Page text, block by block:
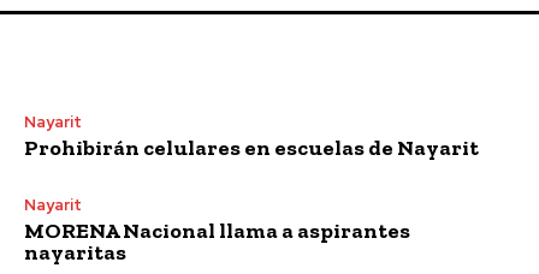
Nayarit
Prohibirán celulares en escuelas de Nayarit
Nayarit
MORENA Nacional llama a aspirantes
nayaritas